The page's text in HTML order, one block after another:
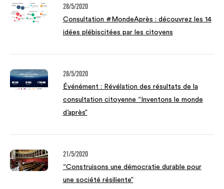
28/5/2020
Consultation #MondeAprès : découvrez les 14
idées plébiscitées par les citoyens
28/5/2020
Événément : Révélation des résultats de la
consultation citoyenne “Inventons le monde
d’après”
21/5/2020
“Construisons une démocratie durable pour
une société résiliente”